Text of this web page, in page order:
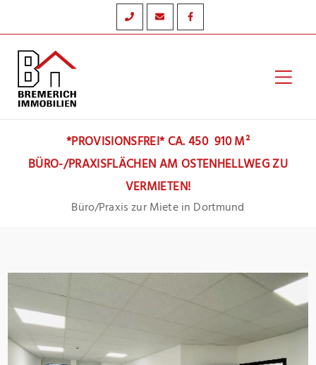
Inhalt
springen
*PROVISIONSFREI* CA. 450  910 M²
BÜRO-/PRAXISFLÄCHEN AM OSTENHELLWEG ZU
VERMIETEN!
Büro/Praxis zur Miete in Dortmund